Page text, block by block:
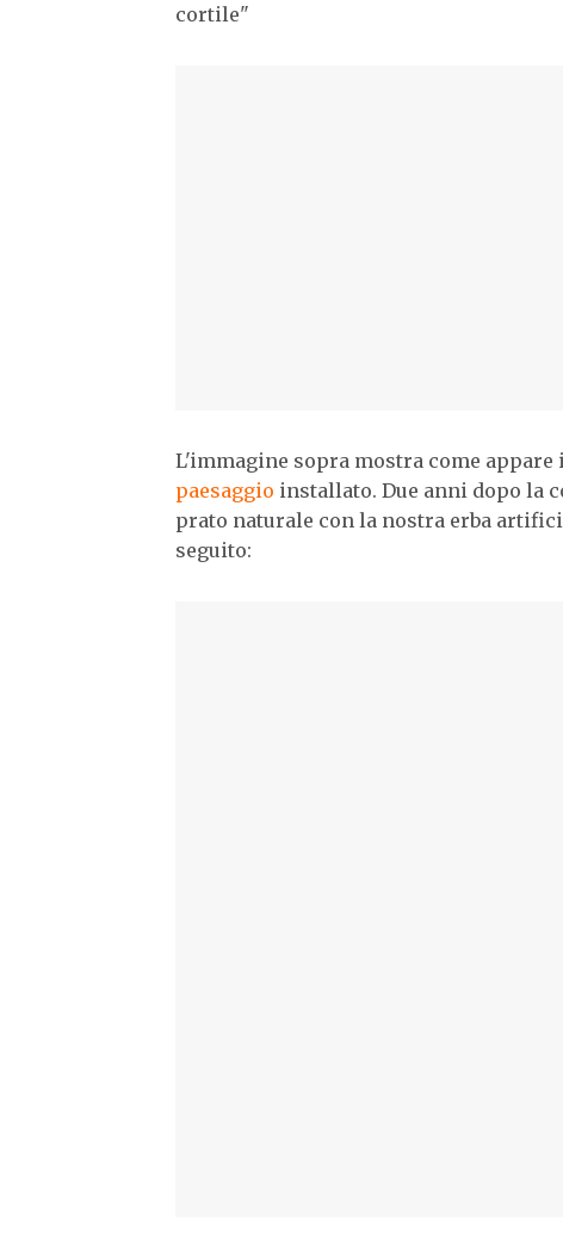
cortile"
L'immagine sopra mostra come
paesaggio installato. Due anni dopo la
prato naturale con la nostra erba
seguito: